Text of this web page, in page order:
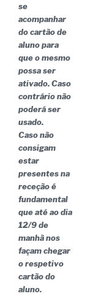
se
acompanhar
do cartão de
aluno para
que o mesmo
possa ser
ativado. Caso
contrário não
poderá ser
usado.
Caso não
consigam
estar
presentes na
receção é
fundamental
que até ao dia
12/9 de
manhã nos
façam chegar
o respetivo
cartão do
aluno.